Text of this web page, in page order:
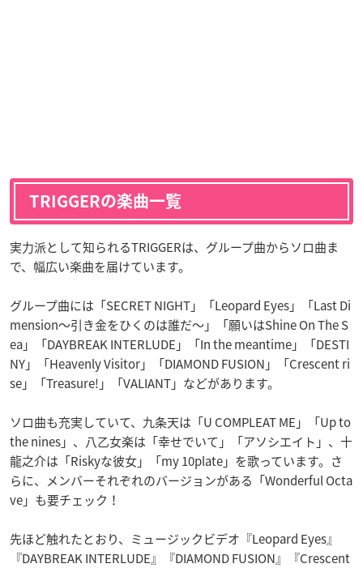
TRIGGERの楽曲一覧
実力派として知られるTRIGGERは、グループ曲からソロ曲ま
で、幅広い楽曲を届けています。
グループ曲には「SECRET NIGHT」「Leopard Eyes」「Last Di
mension〜引き金をひくのは誰だ〜」「願いはShine On The S
ea」「DAYBREAK INTERLUDE」「In the meantime」「DESTI
NY」「Heavenly Visitor」「DIAMOND FUSION」「Crescent ri
se」「Treasure!」「VALIANT」などがあります。
ソロ曲も充実していて、九条天は「U COMPLEAT ME」「Up to
the nines」、八乙女楽は「幸せでいて」「アソシエイト」、十
龍之介は「Riskyな彼女」「my 10plate」を歌っています。さ
らに、メンバーそれぞれのバージョンがある「Wonderful Octa
ve」も要チェック！
先ほど触れたとおり、ミュージックビデオ『Leopard Eyes』
『DAYBREAK INTERLUDE』『DIAMOND FUSION』『Crescent